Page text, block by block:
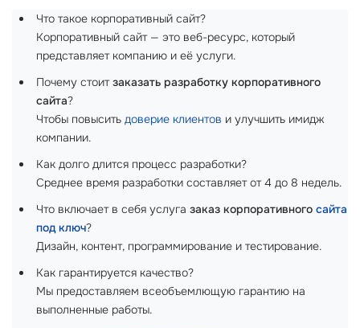
Что такое корпоративный сайт?
Корпоративный сайт — это веб-ресурс, который
представляет компанию и её услуги.
Почему стоитзаказать разработку корпоративного
сайта?
Чтобы повысить доверие клиентов и улучшить имидж
компании.
Как долго длится процесс разработки?
Среднее время разработки составляет от 4 до 8 недель.
Что включает в себя услуга заказ корпоративного сайта
под ключ?
Дизайн, контент, программирование и тестирование.
Как гарантируется качество?
Мы предоставляем всеобъемлющую гарантию на
выполненные работы.